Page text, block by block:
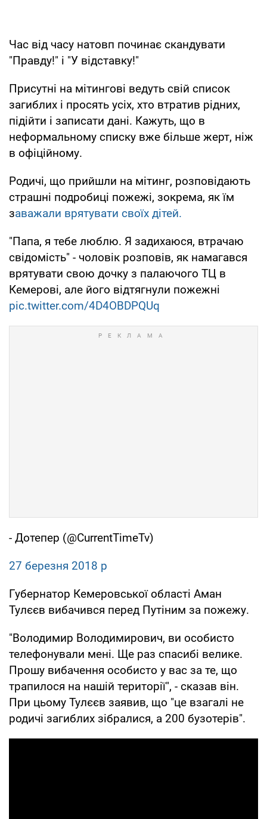
Час від часу натовп починає скандувати
"Правду!" і "У відставку!"
Присутні на мітингові ведуть свій список
загиблих і просять усіх, хто втратив рідних,
підійти і записати дані. Кажуть, що в
неформальному списку вже більше жерт, ніж
в офіційному.
Родичі, що прийшли на мітинг, розповідають
страшні подробиці пожежі, зокрема, як їм
заважали врятувати своїх дітей.
"Папа, я тебе люблю. Я задихаюся, втрачаю
свідомість" - чоловік розповів, як намагався
врятувати свою дочку з палаючого ТЦ в
Кемерові, але його відтягнули пожежні
pic.twitter.com/4D4OBDPQUq
- Дотепер (@CurrentTimeTv)
27 березня 2018 р
Губернатор Кемеровської області Аман
Тулєєв вибачився перед Путіним за пожежу.
"Володимир Володимирович, ви особисто
телефонували мені. Ще раз спасибі велике.
Прошу вибачення особисто у вас за те, що
трапилося на нашій території", - сказав він.
При цьому Тулєєв заявив, що "це взагалі не
родичі загиблих зібралися, а 200 бузотерів".